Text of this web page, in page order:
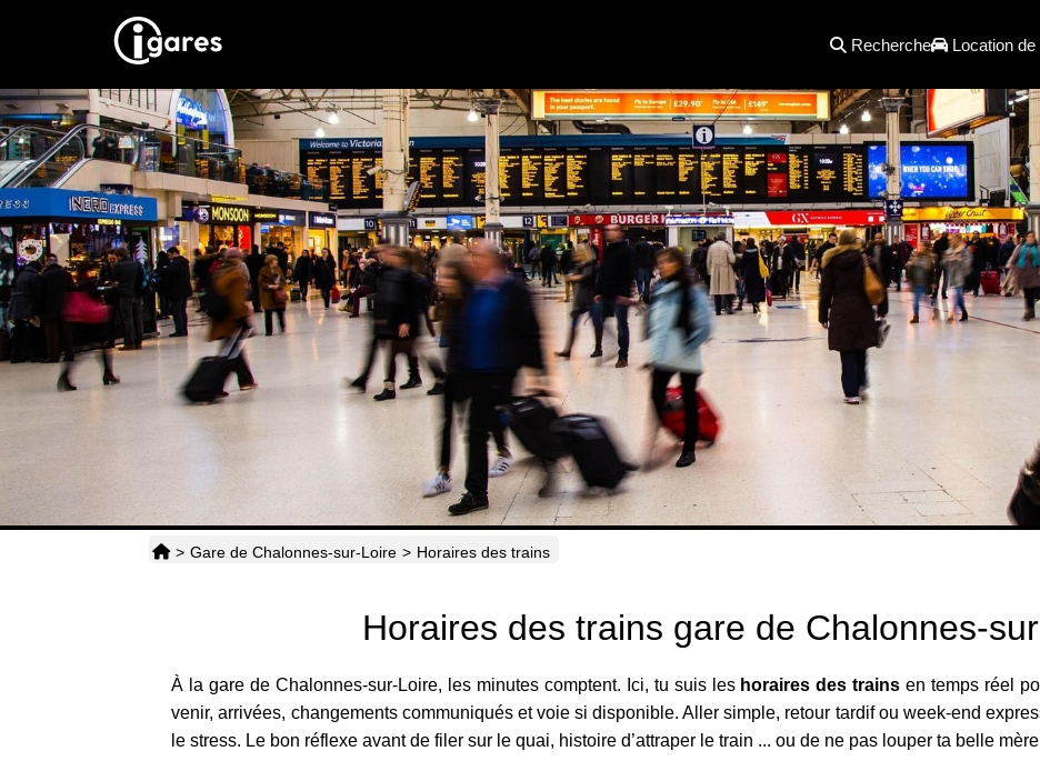
Recherche Location
> Gare de Chalonnes-sur-Loire > Horaires des trains
Horaires des trains gare de Chalonnes-
À la gare de Chalonnes-sur-Loire, les minutes comptent. Ici, tu suis les horaires des trains en temps réel
venir, arrivées, changements communiqués et voie si disponible. Aller simple, retour tardif ou week-end
le stress. Le bon réflexe avant de filer sur le quai, histoire d’attraper le train ... ou de ne pas louper ta belle